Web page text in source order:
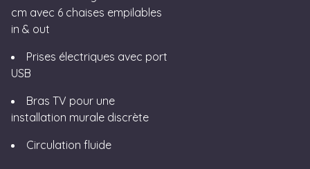
cm avec 6 chaises empilables
in & out
Prises électriques avec port
USB
Bras TV pour une
installation murale discrète
Circulation fluide